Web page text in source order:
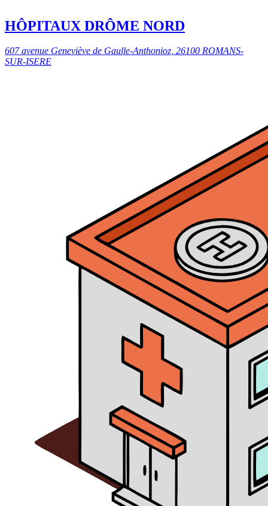
HÔPITAUX DRÔME NORD
607 avenue Geneviève de Gaulle-Anthonioz, 26100 ROMANS-
SUR-ISERE